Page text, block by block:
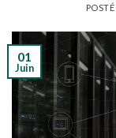
01
Juin